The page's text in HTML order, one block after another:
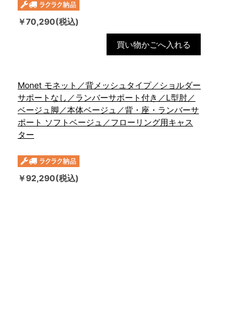
￥70,290(税込)
買い物かごへ入れる
Monet モネット／背メッシュタイプ／ショルダー
サポートなし／ランバーサポート付き／L型肘／
ベージュ脚／本体ベージュ／背・座・ランバーサ
ポート ソフトベージュ／フローリング用キャス
ター
￥92,290(税込)